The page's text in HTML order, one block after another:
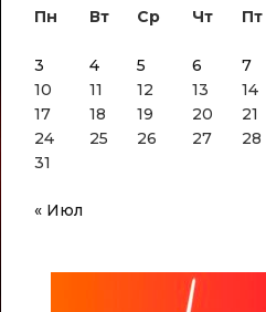
Пн
Вт Ср Чт Пт
3
4 5 6 7
10
11 12 13 14
17
18 19 20 21
24
25 26 27 28
31
« Июл